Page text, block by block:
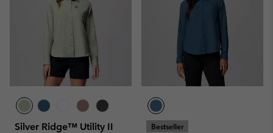
Silver Ridge™ Utility II
Bestseller